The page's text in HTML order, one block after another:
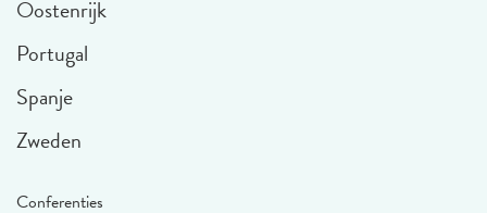
Oostenrijk
Portugal
Spanje
Zweden
Conferenties